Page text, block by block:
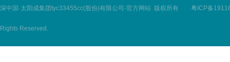
深中国·太阳成集团tyc33455cc(股份)有限公司-官方网站 版权所有 粤ICP备
Rights Reserved.